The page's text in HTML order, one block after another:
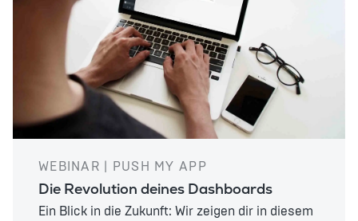
WEBINAR | PUSH MY APP
Die Revolution deines Dashboards
Ein Blick in die Zukunft: Wir zeigen dir in diesem